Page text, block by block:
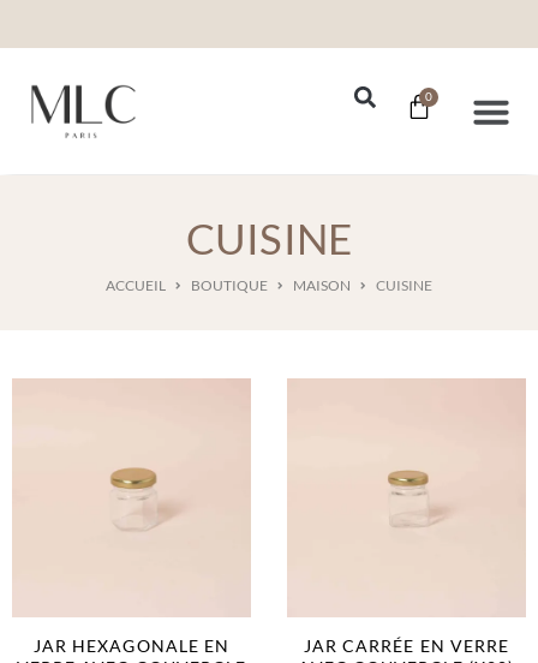
0
CUISINE
ACCUEIL BOUTIQUE MAISON CUISINE
JAR HEXAGONALE EN
JAR CARRÉE EN VERRE